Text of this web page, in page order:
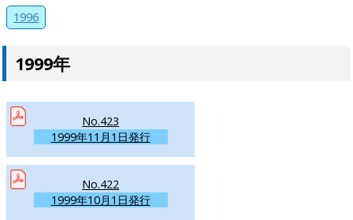
1996
1999年
No.423
1999年11月1日発行
No.422
1999年10月1日発行